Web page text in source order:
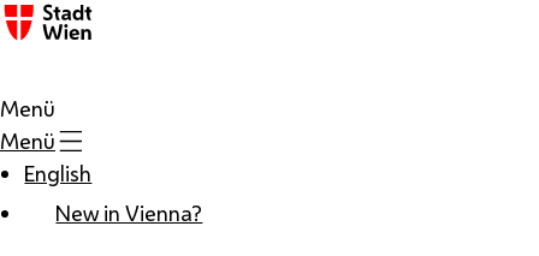
Zum Inhalt
Menü
Menü
English
New in Vienna?